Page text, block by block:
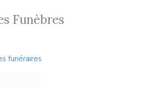
Funèbres
funéraires